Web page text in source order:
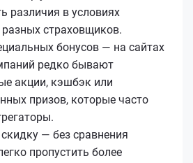
различия в условиях
разных страховщиков.
бонусов — на сайтах
редко бывают
акции, кэшбэк или
призов, которые часто
— без сравнения
пропустить более